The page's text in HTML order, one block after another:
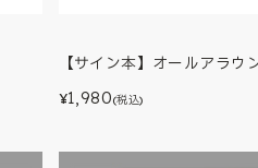
【サイン本】オールアラウ
¥1,980(税込)